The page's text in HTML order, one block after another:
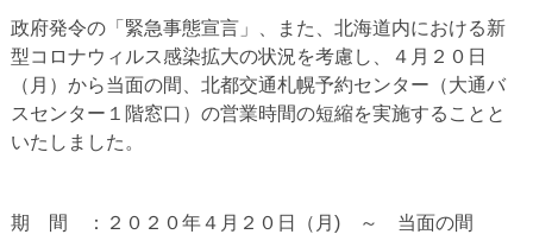
政府発令の「緊急事態宣言」、また、北海道内における新
型コロナウィルス感染拡大の状況を考慮し、４月２０日
（月）から当面の間、北都交通札幌予約センター（大通バ
スセンター１階窓口）の営業時間の短縮を実施することと
いたしました。
期 間 ：２０２０年４月２０日（月) ～ 当面の間